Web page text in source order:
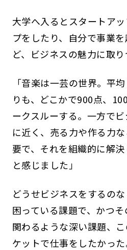
大学へ入るとスタートア
プをしたり、自分で事業
ど、ビジネスの魅力に取り
「音楽は一芸の世界。平
りも、どこかで900点、
ークスルーする。一方で
に近く、売る力や作る力
要で、それを組織的に解
と感じました」
どうせビジネスをするの
困っている課題で、かつ
関わるような深い課題、
ケットで仕事をしたかっ